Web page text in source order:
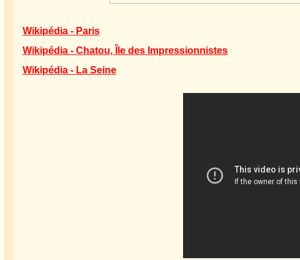
Wikipédia - Paris
Wikipédia - Chatou, Île des Impressionnistes
Wikipédia - La Seine